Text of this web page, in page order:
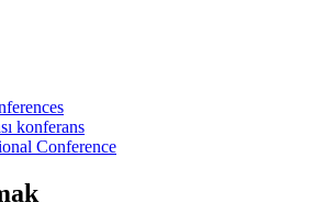
konferans
Conference